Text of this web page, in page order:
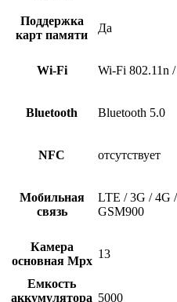
Поддержка
карт памяти
Да
Wi-Fi Wi-Fi 802.11n
Bluetooth Bluetooth 5.0
NFC отсутствует
Мобильная
связь
LTE / 3G / 4G
GSM900
Камера
основная Mpx
13
Емкость
аккумулятора 5000